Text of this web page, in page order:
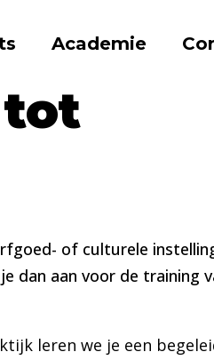
Academie
tot
of culturele
dan aan voor de training
leren we je een